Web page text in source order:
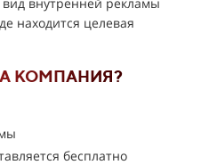
находится целевая
КОМПАНИЯ?
бесплатно